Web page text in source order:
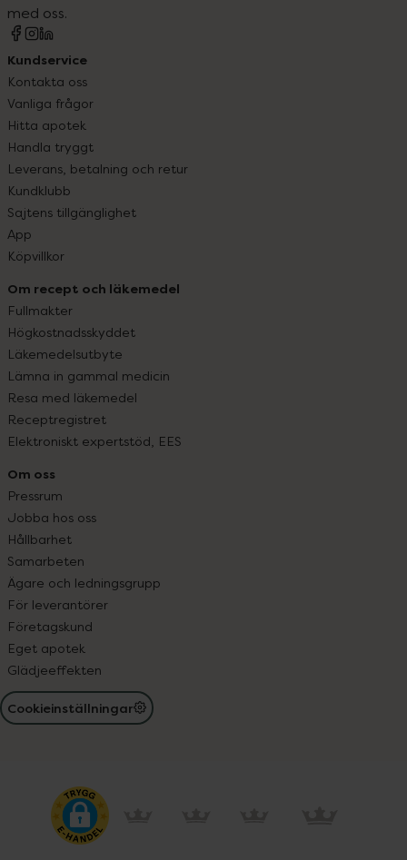
med oss.
Kundservice
Kontakta oss
Vanliga frågor
Hitta apotek
Handla tryggt
Leverans, betalning och retur
Kundklubb
Sajtens tillgänglighet
App
Köpvillkor
Om recept och läkemedel
Fullmakter
Högkostnadsskyddet
Läkemedelsutbyte
Lämna in gammal medicin
Resa med läkemedel
Receptregistret
Elektroniskt expertstöd, EES
Om oss
Pressrum
Jobba hos oss
Hållbarhet
Samarbeten
Ägare och ledningsgrupp
För leverantörer
Företagskund
Eget apotek
Glädjeeffekten
Cookieinställningar